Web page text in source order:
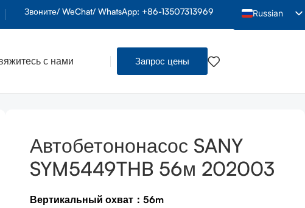
Звоните/ WeChat/ WhatsApp: +86-13507313969
Russian
English
Portuguese
с нами Запрос цены
Автобетононасос SANY
SYM5449THB 56м 202003
Вертикальный охват： 56m